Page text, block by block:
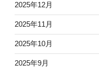
2025年12月
2025年11月
2025年10月
2025年9月